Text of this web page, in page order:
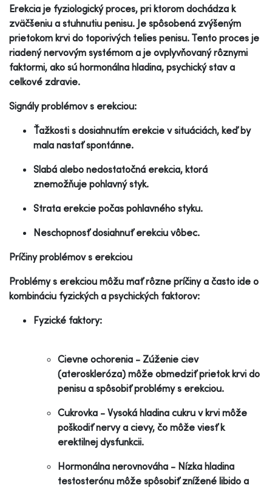
Erekcia je fyziologický proces, pri ktorom dochádza k
zväčšeniu a stuhnutiu penisu. Je spôsobená zvýšeným
prietokom krvi do toporivých telies penisu. Tento proces je
riadený nervovým systémom a je ovplyvňovaný rôznymi
faktormi, ako sú hormonálna hladina, psychický stav a
celkové zdravie.
Signály problémov s erekciou:
Ťažkosti s dosiahnutím erekcie v situáciách, keď by
mala nastať spontánne.
Slabá alebo nedostatočná erekcia, ktorá
znemožňuje pohlavný styk.
Strata erekcie počas pohlavného styku.
Neschopnosť dosiahnuť erekciu vôbec.
Príčiny problémov s erekciou
Problémy s erekciou môžu mať rôzne príčiny a často ide o
kombináciu fyzických a psychických faktorov:
Fyzické faktory:
Cievne ochorenia - Zúženie ciev
(ateroskleróza) môže obmedziť prietok krvi do
penisu a spôsobiť problémy s erekciou.
Cukrovka - Vysoká hladina cukru v krvi môže
poškodiť nervy a cievy, čo môže viesť k
erektilnej dysfunkcii.
Hormonálna nerovnováha - Nízka hladina
testosterónu môže spôsobiť znížené libido a